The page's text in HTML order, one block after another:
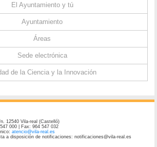
El Ayuntamiento y tú
Ayuntamiento
Áreas
Sede electrónica
de la Ciencia y la Innovación
12540 Vila-real (Castelló)
000 | Fax: 964 547 032
atencio@vila-real.es
a disposición de notificaciones: notificaciones@vila-real.es